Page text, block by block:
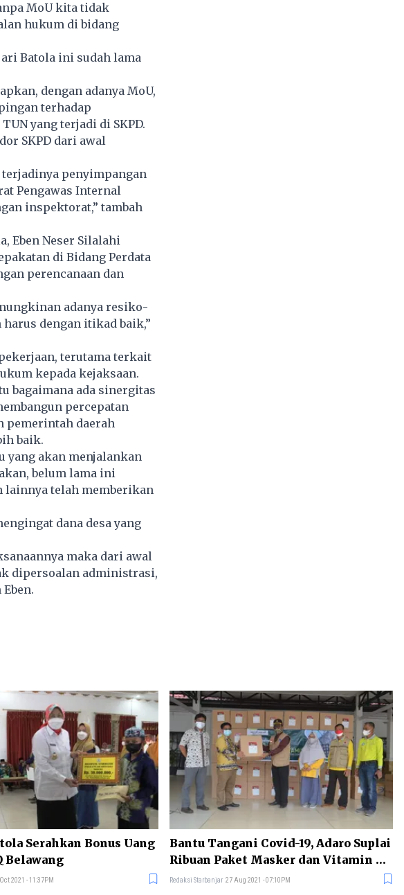
MoU kita tidak
hukum di bidang
Batola ini sudah lama
dengan adanya MoU,
terhadap
yang terjadi di SKPD.
SKPD dari awal
penyimpangan
Pengawas Internal
inspektorat,” tambah
Eben Neser Silalahi
di Bidang Perdata
perencanaan dan
adanya resiko-
dengan itikad baik,”
terutama terkait
kepada kejaksaan.
bagaimana ada sinergitas
percepatan
pemerintah daerah
baik.
yang akan menjalankan
belum lama ini
lainnya telah memberikan
dana desa yang
maka dari awal
dipersoalan administrasi,
Serahkan Bonus Uang
Belawang
2021 - 11:37PM
Bantu Tangani Covid-19, Adaro Suplai
Ribuan Paket Masker dan Vitamin ke
Batola
Redaksi Starbanjar 27 Aug 2021 - 07:10PM